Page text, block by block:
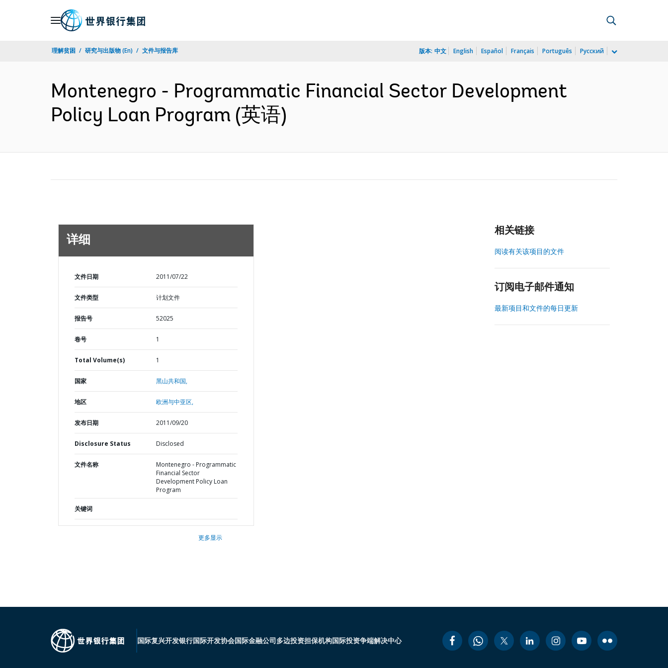
理解贫困 研究与出版物 (En) 文件与报告库 版本: 中文 English Español Français Português Русский
Montenegro - Programmatic Financial Sector Development
Policy Loan Program (英语)
详细
文件日期 2011/07/22
文件类型 计划文件
报告号 52025
卷号 1
Total Volume(s) 1
国家 黑山共和国,
地区 欧洲与中亚区,
发布日期 2011/09/20
Disclosure Status Disclosed
文件名称
Montenegro - Programmatic
Financial Sector
Development Policy Loan
Program
关键词
更多显示
相关链接
阅读有关该项目的文件
订阅电子邮件通知
最新项目和文件的每日更新
国际复兴开发银行国际开发协会国际金融公司多边投资担保机构国际投资争端解决中心